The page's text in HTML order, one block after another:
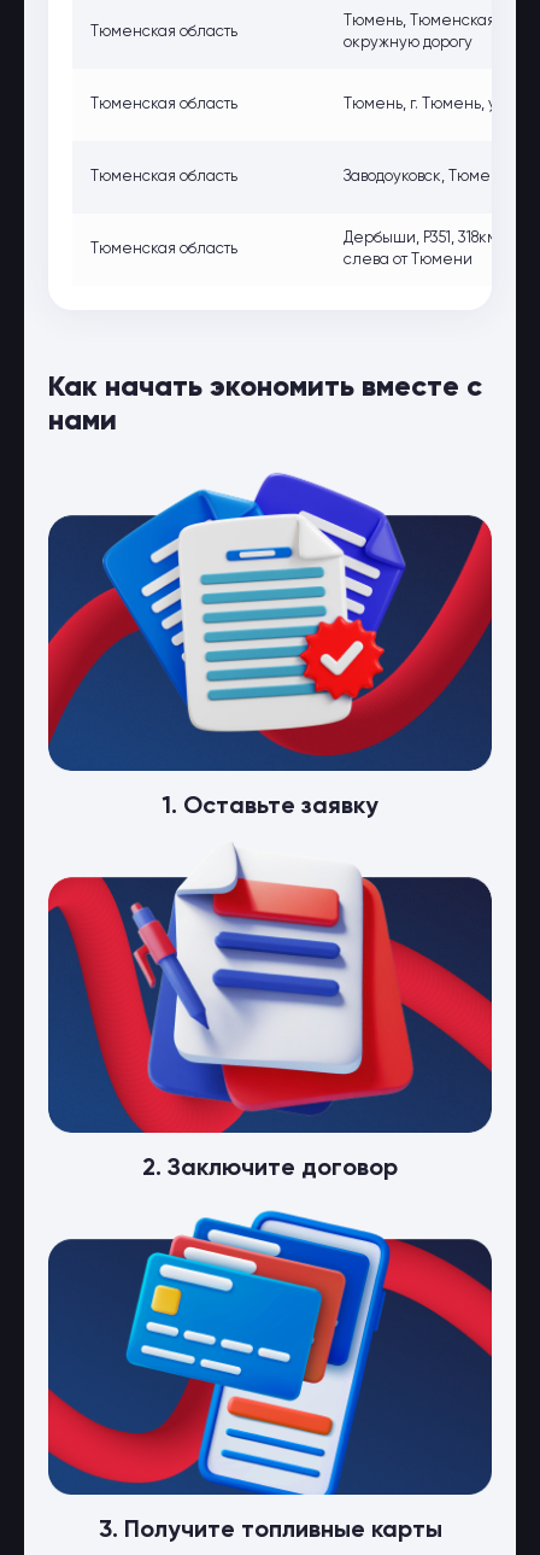
Тюменская область
Тюмень, Тюменская обл.,
окружную дорогу
Тюменская область Тюмень, г. Тюмень, ул.
Тюменская область Заводоуковск, Тюменская
Тюменская область
Дербыши, Р351, 318км,
слева от Тюмени
Как начать экономить вместе с
нами
1. Оставьте заявку
2. Заключите договор
3. Получите топливные карты